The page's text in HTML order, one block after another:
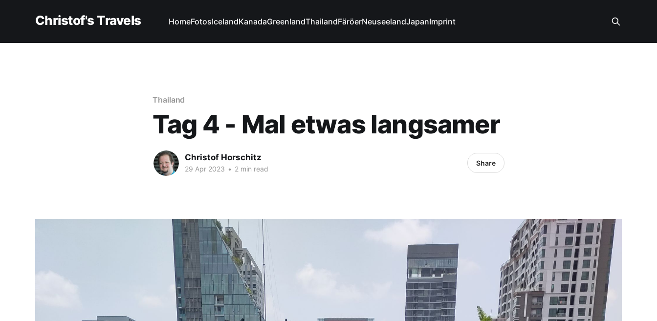
Christof's Travels HomeFotosIcelandKanadaGreenlandThailandFäröerNeuseelandJapanImprint
Thailand
Tag 4 - Mal etwas langsamer
Christof Horschitz
29 Apr 2023 • 2 min read
Share